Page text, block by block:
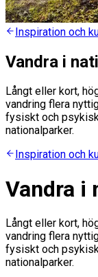
Inspiration och
Vandra i
Långt eller kort,
vandring flera
fysiskt och
nationalparker.
Inspiration och
Vandra i
Långt eller kort,
vandring flera
fysiskt och
nationalparker.